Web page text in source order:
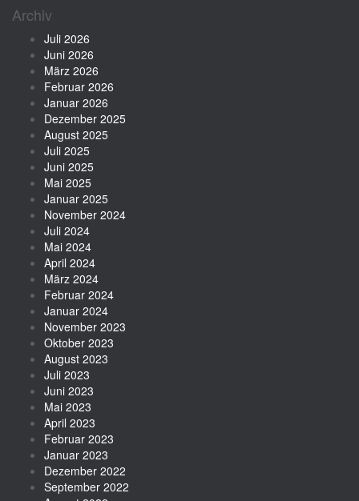
Archiv
Juli 2026
Juni 2026
März 2026
Februar 2026
Januar 2026
Dezember 2025
August 2025
Juli 2025
Juni 2025
Mai 2025
Januar 2025
November 2024
Juli 2024
Mai 2024
April 2024
März 2024
Februar 2024
Januar 2024
November 2023
Oktober 2023
August 2023
Juli 2023
Juni 2023
Mai 2023
April 2023
Februar 2023
Januar 2023
Dezember 2022
September 2022